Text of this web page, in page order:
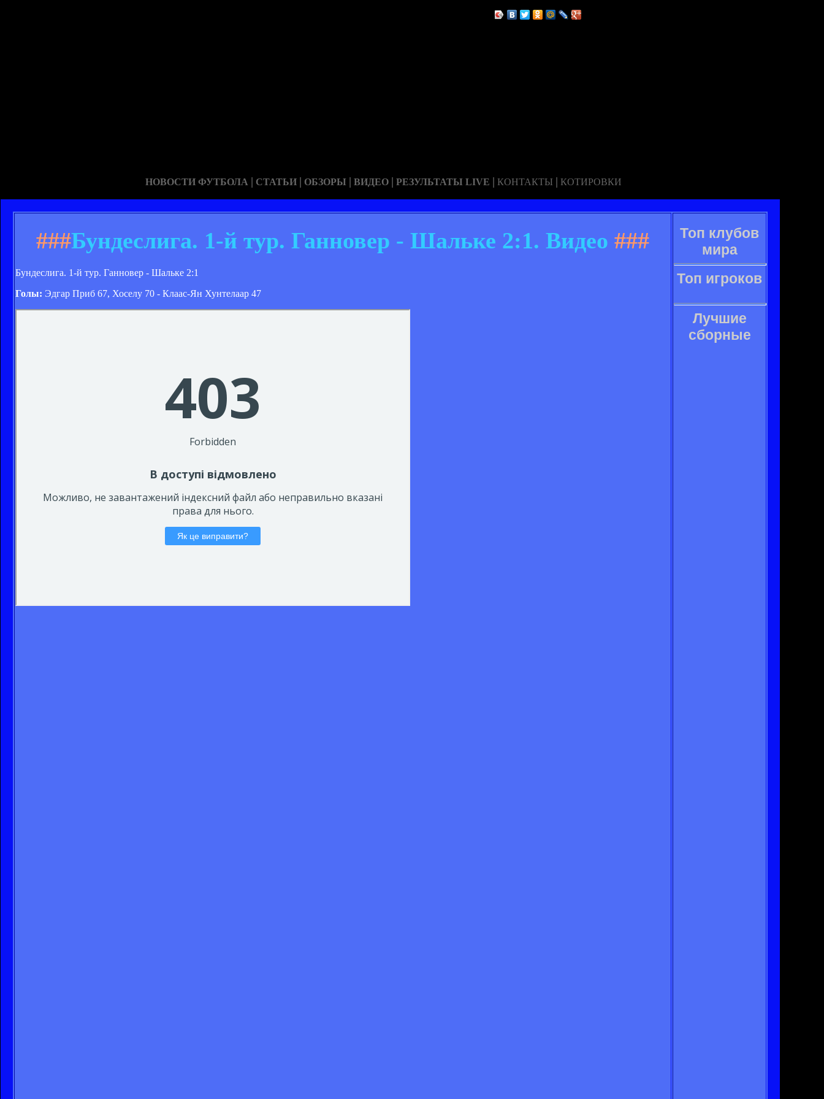
НОВОСТИ ФУТБОЛА | СТАТЬИ | ОБЗОРЫ | ВИДЕО | РЕЗУЛЬТАТЫ LIVE | КОНТАКТЫ | КОТИРОВКИ
###Бундеслига. 1-й тур. Ганновер - Шальке 2:1. Видео ###
Бундеслига. 1-й тур. Ганновер - Шальке 2:1
Голы: Эдгар Приб 67, Хоселу 70 - Клаас-Ян Хунтелаар 47
Топ клубов
мира
Топ игроков
Лучшие
сборные